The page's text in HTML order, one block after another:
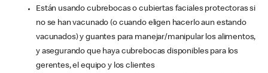
Están usando cubrebocas o cubiertas faciales protectoras si
no se han vacunado (o cuando eligen hacerlo aun estando
vacunados) y guantes para manejar/manipular los alimentos,
y asegurando que haya cubrebocas disponibles para los
gerentes, el equipo y los clientes